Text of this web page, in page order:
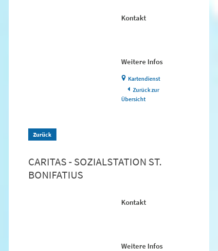
Kontakt
Weitere Infos
Kartendienst
Zurück zur
Übersicht
Zurück
CARITAS - SOZIALSTATION ST.
BONIFATIUS
Kontakt
Weitere Infos